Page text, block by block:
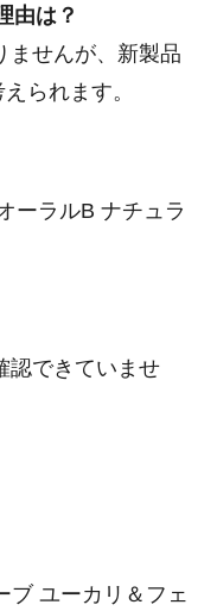
由は？
ませんが、新製品
られます。
ーラルB ナチュラ
認できていませ
ブ ユーカリ＆フェ